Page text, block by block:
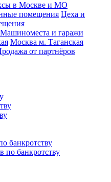
в Москве и МО
Цеха и
Машиноместа и гаражи
Москва м. Таганская
от партнёров
банкротству
по банкротству